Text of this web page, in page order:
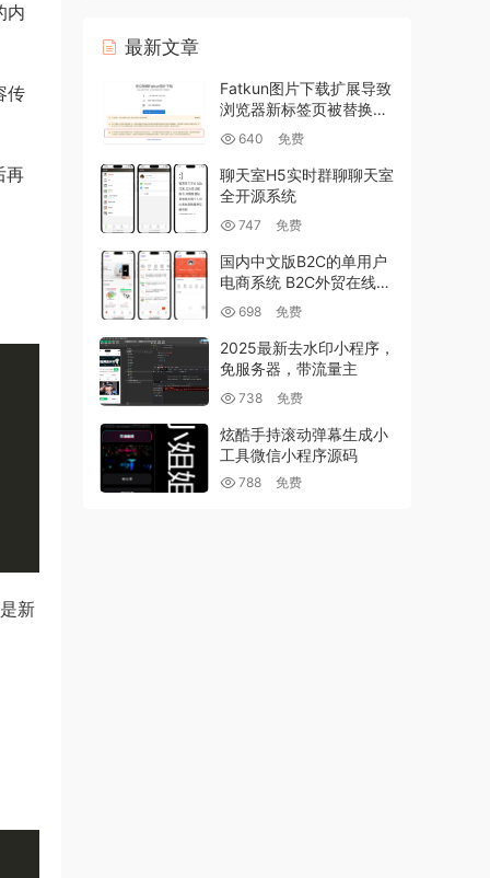
内
传
再
新
最新文章
Fatkun图片下载扩展导致
浏览器新标签页被替换的
修复640 免费
聊天室H5实时群聊聊天室
全开源系统
747 免费
国内中文版B2C的单用户
电商系统 B2C外贸在线购
物商城源码
698 免费
2025最新去水印小程序，
免服务器，带流量主
738 免费
炫酷手持滚动弹幕生成小
工具微信小程序源码
788 免费